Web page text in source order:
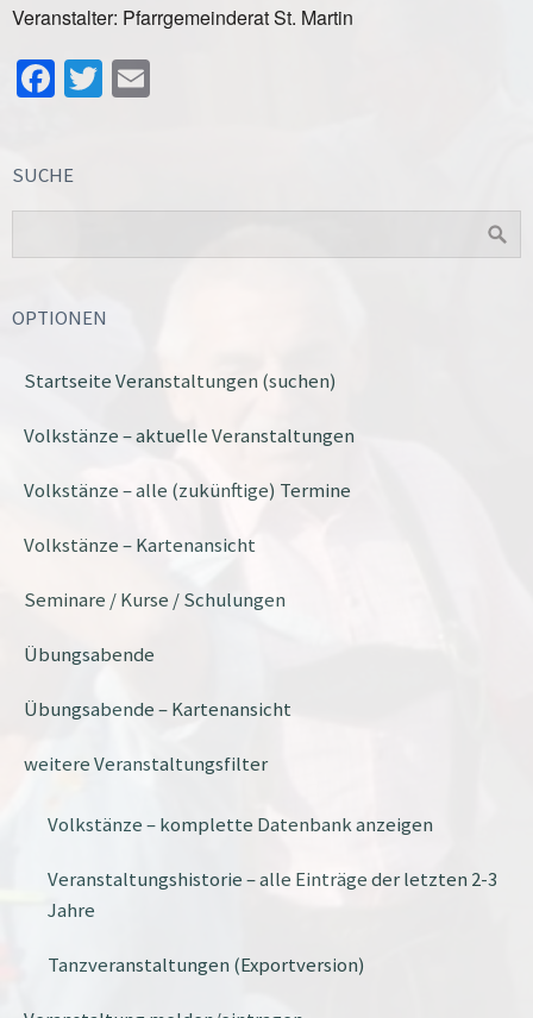
Veranstalter: Pfarrgemeinderat St. Martin
Facebook
Twitter
SUCHE
OPTIONEN
Startseite Veranstaltungen (suchen)
Volkstänze – aktuelle Veranstaltungen
Volkstänze – alle (zukünftige) Termine
Volkstänze – Kartenansicht
Seminare / Kurse / Schulungen
Übungsabende
Übungsabende – Kartenansicht
weitere Veranstaltungsfilter
Volkstänze – komplette Datenbank anzeigen
Veranstaltungshistorie – alle Einträge der letzten 2-3
Jahre
Tanzveranstaltungen (Exportversion)